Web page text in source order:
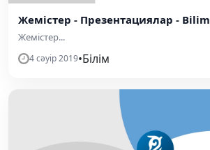
Жемістер - Презентациялар - Bilim
Жемістер...
4 сәуір 2019•Білім